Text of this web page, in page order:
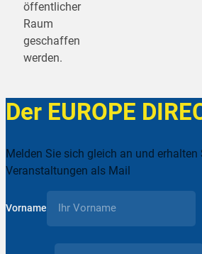
öffentlicher
Raum
geschaffen
werden.
Der EUROPE
Melden Sie sich gleich an und
Veranstaltungen als Mail
Vorname